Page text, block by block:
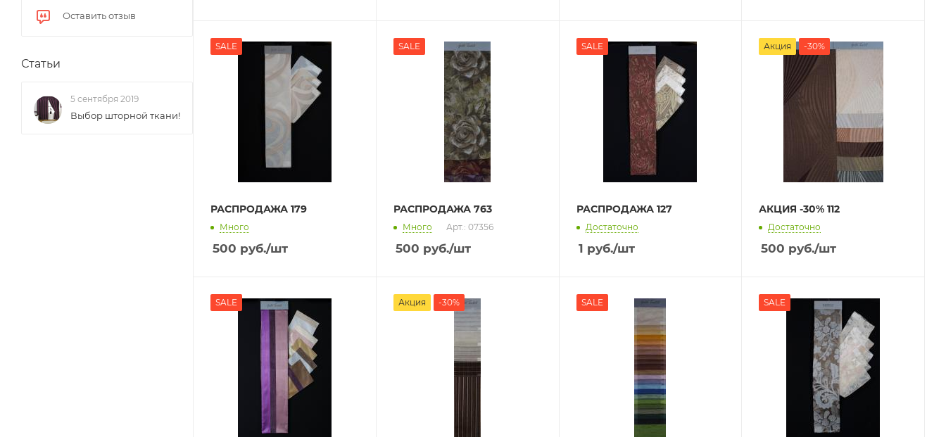
SALE
РАСПРОДАЖА 179
Много
500 руб./шт
SALE
РАСПРОДАЖА 763
Много Арт.: 07356
500 руб./шт
SALE
РАСПРОДАЖА 127
Достаточно
1 руб./шт
Акция -30%
АКЦИЯ -30% 112
Достаточно
500 руб./шт
SALE Акция -30% SALE SALE
Оставить отзыв
Статьи
5 сентября 2019
Выбор шторной ткани!